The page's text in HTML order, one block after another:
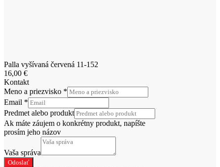
Palla vyšívaná červená 11-152
16,00 €
Kontakt
Meno a priezvisko *
Email *
Predmet alebo produkt
Ak máte záujem o konkrétny produkt, napíšte
prosím jeho názov
Vaša správa
Odoslať